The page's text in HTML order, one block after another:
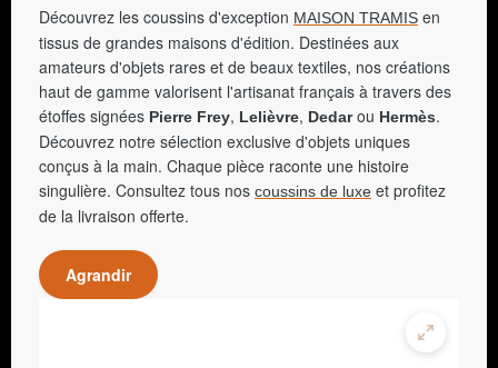
Découvrez les coussins d'exception MAISON TRAMIS en
tissus de grandes maisons d'édition. Destinées aux
amateurs d'objets rares et de beaux textiles, nos créations
haut de gamme valorisent l'artisanat français à travers des
étoffes signées Pierre Frey, Lelièvre, Dedarou Hermès.
Découvrez notre sélection exclusive d'objets uniques
conçus à la main. Chaque pièce raconte une histoire
singulière. Consultez tous nos coussins de luxe et profitez
de la livraison offerte.
Agrandir